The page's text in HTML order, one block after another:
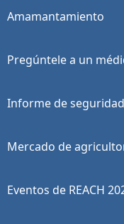
Amamantamiento
Pregúntele a un
Informe de seguridad
Mercado de
Eventos de REACH